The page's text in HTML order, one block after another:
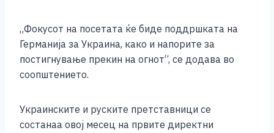
„Фокусот на посетата ќе биде поддршката на
Германија за Украина, како и напорите за
постигнување прекин на огнот“, се додава во
соопштението.
Украинските и руските претставници се
состанаа овој месец на првите директни